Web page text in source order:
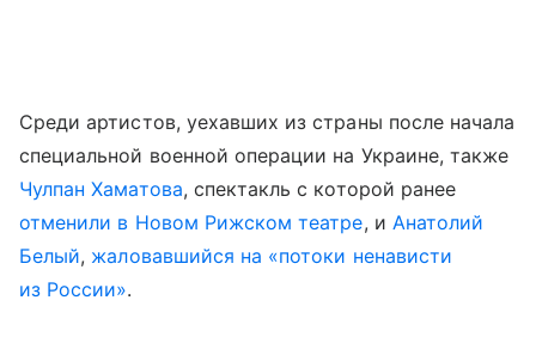
Среди артистов, уехавших из страны после начала
специальной военной операции на Украине, также
Чулпан Хаматова, спектакль с которой ранее
отменили в Новом Рижском театре, и Анатолий
Белый, жаловавшийся на «потоки ненависти
из России».